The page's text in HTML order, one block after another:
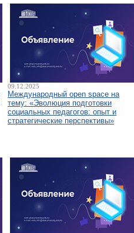
09.12.2025
Международный open space на
тему: «Эволюция подготовки
социальных педагогов: опыт и
стратегические перспективы»